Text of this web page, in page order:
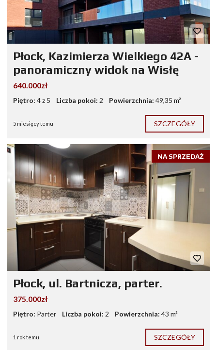
Płock, Kazimierza Wielkiego 42A -
panoramiczny widok na Wisłę
640.000zł
Piętro: 4 z 5 Liczba pokoi: 2 Powierzchnia: 49,35 m²
5 miesięcy temu SZCZEGÓŁY
NA SPRZEDAŻ
Płock, ul. Bartnicza, parter.
375.000zł
Piętro: Parter Liczba pokoi: 2 Powierzchnia: 43 m²
1 rok temu SZCZEGÓŁY